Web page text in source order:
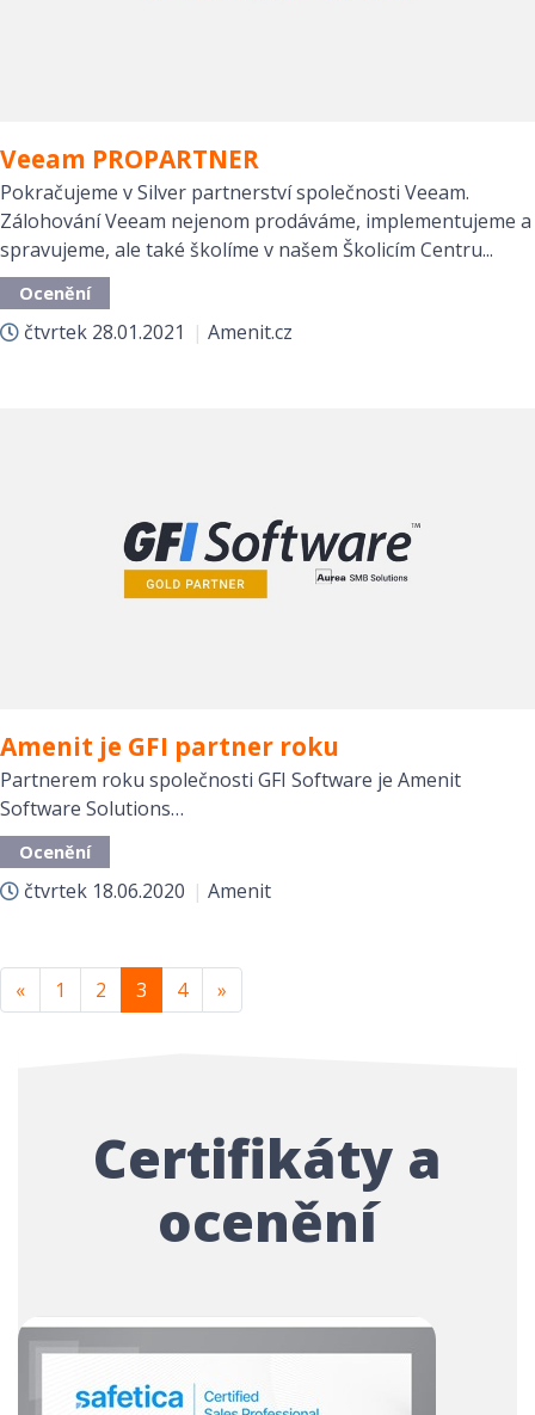
Veeam PROPARTNER
Pokračujeme v Silver partnerství společnosti Veeam.
Zálohování Veeam nejenom prodáváme, implementujeme a
spravujeme, ale také školíme v našem Školicím Centru...
Ocenění
čtvrtek 28.01.2021 | Amenit.cz
Amenit je GFI partner roku
Partnerem roku společnosti GFI Software je Amenit
Software Solutions…
Ocenění
čtvrtek 18.06.2020 | Amenit
«Předchozí
1 2 3 4 »
Certifikáty a
ocenění